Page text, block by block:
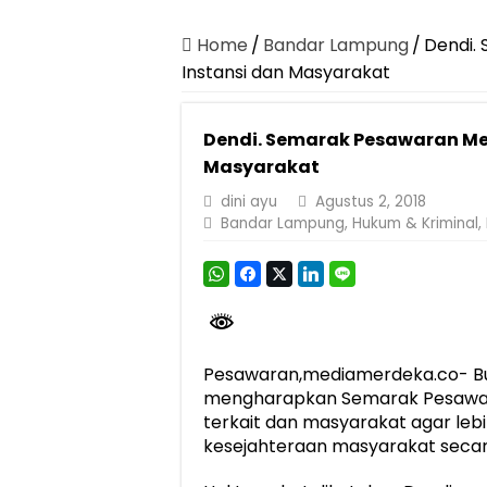
Pemprov Lampung Berhasil Kendalikan
Pemprov Lampung Perkuat
Dirut Jasa Raharja Dampingi
Pastikan Pelayanan Maksimal, Direksi
Jasa Raharja Jamin Seluruh Korban
Gubernur Mirza Ajak IAI Darul Fattah
Home / Bandar Lampung/ Dendi.
Instansi dan Masyarakat
Dendi. Semarak Pesawaran
Masyarakat
dini ayu
Agustus 2, 2018
Bandar Lampung, Hukum & Kriminal,
Pesawaran,mediamerdeka.co-
mengharapkan Semarak
terkait dan masyarakat agar
kesejahteraan masyarakat